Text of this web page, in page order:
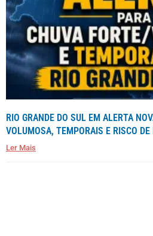
RIO GRANDE DO SUL EM ALERTA
VOLUMOSA, TEMPORAIS E RISCO
Ler Mais